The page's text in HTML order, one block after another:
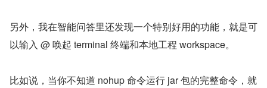
另外，我在智能问答里还发现一个特别好用的功能，就是可
以输入 @ 唤起 terminal 终端和本地工程 workspace。
比如说，当你不知道 nohup 命令运行 jar 包的完整命令，就